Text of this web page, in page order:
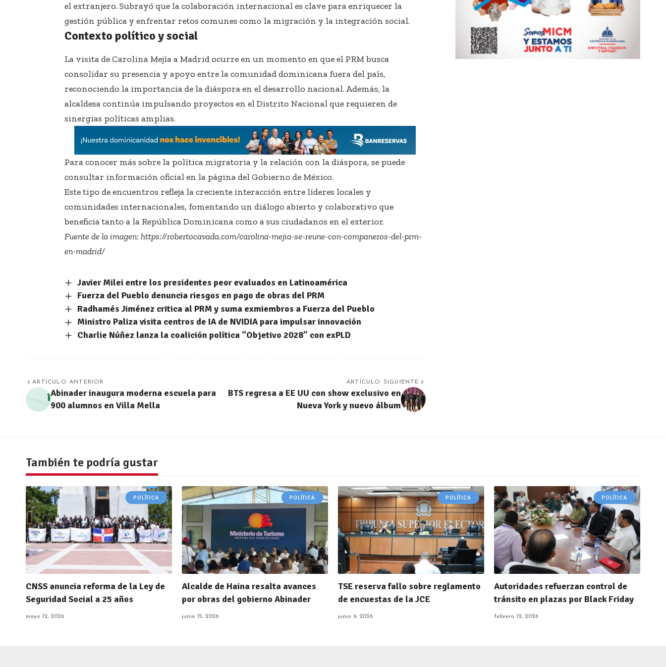
el extranjero. Subrayó que la colaboración internacional es clave para enriquecer la
gestión pública y enfrentar retos comunes como la migración y la integración social.
Contexto político y social
La visita de Carolina Mejía a Madrid ocurre en un momento en que el PRM busca
consolidar su presencia y apoyo entre la comunidad dominicana fuera del país,
reconociendo la importancia de la diáspora en el desarrollo nacional. Además, la
alcaldesa continúa impulsando proyectos en el Distrito Nacional que requieren de
sinergias políticas amplias.
Para conocer más sobre la política migratoria y la relación con la diáspora, se puede
consultar información oficial en la página del Gobierno de México.
Este tipo de encuentros refleja la creciente interacción entre líderes locales y
comunidades internacionales, fomentando un diálogo abierto y colaborativo que
beneficia tanto a la República Dominicana como a sus ciudadanos en el exterior.
Fuente de la imagen: https://robertocavada.com/carolina-mejia-se-reune-con-companeros-del-prm-
en-madrid/
Javier Milei entre los presidentes peor evaluados en Latinoamérica
Fuerza del Pueblo denuncia riesgos en pago de obras del PRM
Radhamés Jiménez critica al PRM y suma exmiembros a Fuerza del Pueblo
Ministro Paliza visita centros de IA de NVIDIA para impulsar innovación
Charlie Núñez lanza la coalición política “Objetivo 2028” con exPLD
ARTÍCULO ANTERIOR
Abinader inaugura moderna escuela para
900 alumnos en Villa Mella
ARTÍCULO SIGUIENTE
BTS regresa a EE UU con show exclusivo en
Nueva York y nuevo álbum
También te podría gustar
POLÍTICA
CNSS anuncia reforma de la Ley de
Seguridad Social a 25 años
mayo 12, 2026
POLÍTICA
Alcalde de Haina resalta avances
por obras del gobierno Abinader
junio 15, 2026
POLÍTICA
TSE reserva fallo sobre reglamento
de encuestas de la JCE
junio 9, 2026
POLÍTICA
Autoridades refuerzan control de
tránsito en plazas por Black Friday
febrero 12, 2026